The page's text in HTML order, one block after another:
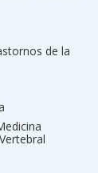
de la